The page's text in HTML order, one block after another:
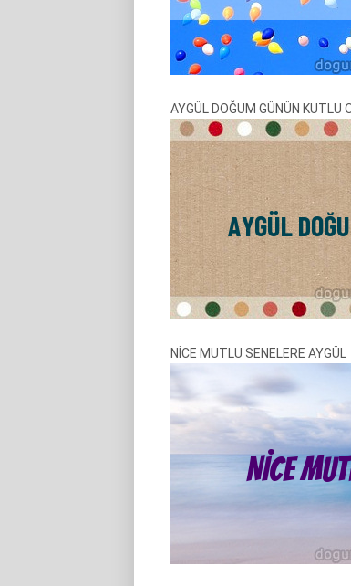
AYGÜL DOĞUM GÜNÜN KUTLU
NİCE MUTLU SENELERE AYGÜL